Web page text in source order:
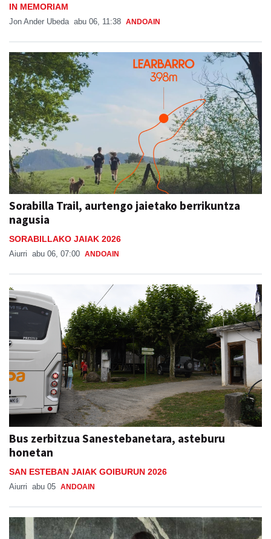
IN MEMORIAM
Jon Ander Ubeda abu 06, 11:38 ANDOAIN
Sorabilla Trail, aurtengo jaietako berrikuntza
nagusia
SORABILLAKO JAIAK 2026
Aiurri abu 06, 07:00 ANDOAIN
Bus zerbitzua Sanestebanetara, asteburu
honetan
SAN ESTEBAN JAIAK GOIBURUN 2026
Aiurri abu 05 ANDOAIN